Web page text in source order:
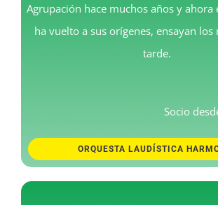
Agrupación hace muchos años y ahora
ha vuelto a sus orígenes, ensayan los
tarde.
Socio
ORQUESTA LAUDÍSTICA